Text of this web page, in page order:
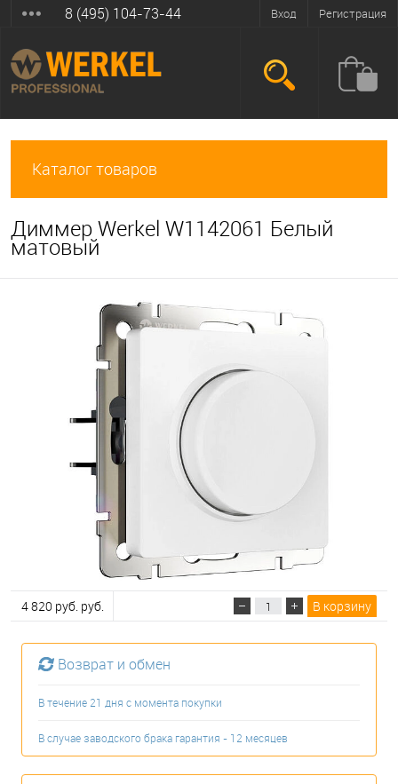
Вход Регистрация
8 (495) 104-73-44
Каталог товаров
Диммер Werkel W1142061 Белый
матовый
4 820 руб. руб. В корзину
Возврат и обмен
В течение 21 дня с момента покупки
В случае заводского брака гарантия - 12 месяцев